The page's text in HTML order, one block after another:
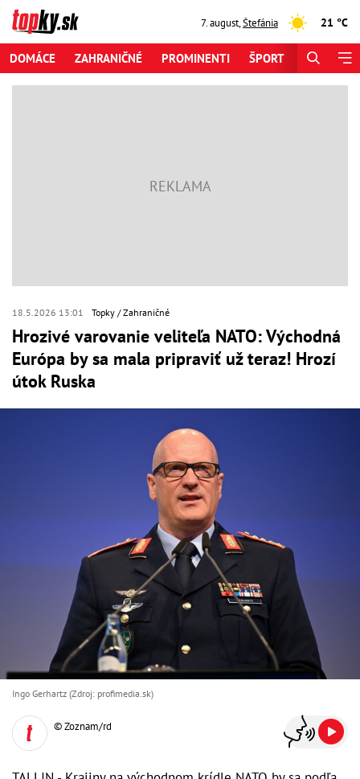
7. august,Štefánia 21 °C
DOMÁCE ZAHRANIČNÉ PROMINENTI ŠPORT
18.5.2026 13:01 Topky Zahraničné
Hrozivé varovanie veliteľa NATO: Východná
Európa by sa mala pripraviť už teraz! Hrozí
útok Ruska
Ingo Gerhartz (Zdroj: profimedia.sk)
© Zoznam/rd